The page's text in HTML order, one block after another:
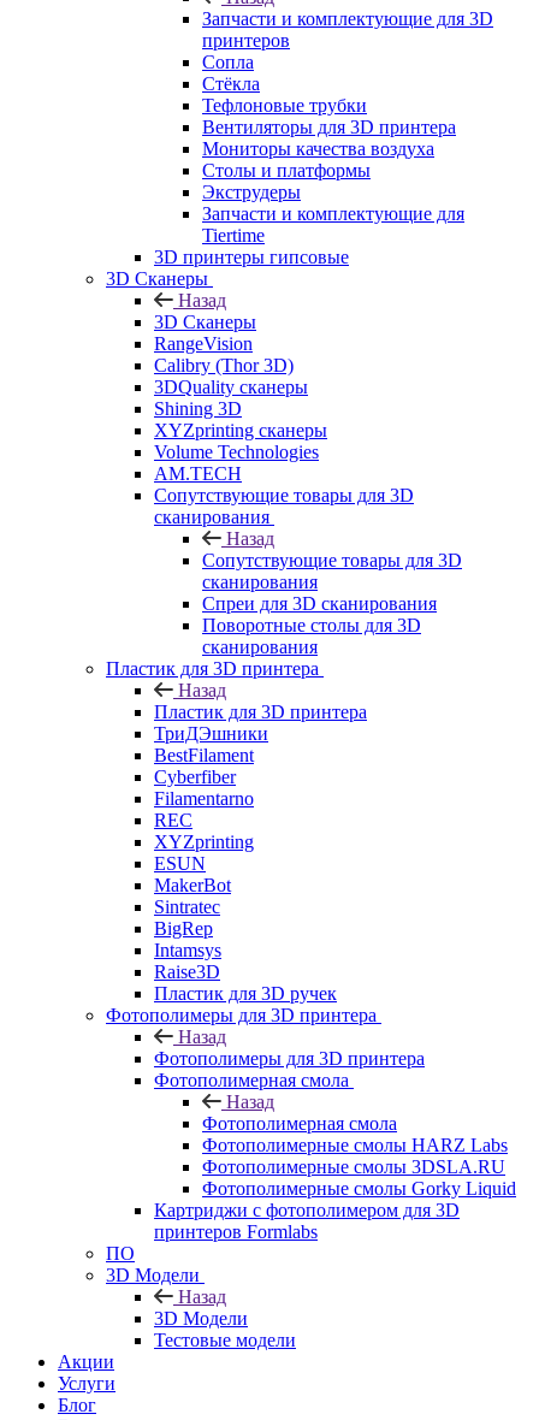
Запчасти и комплектующие для 3D
принтеров
Сопла
Cтёкла
Тефлоновые трубки
Вентиляторы для 3D принтера
Мониторы качества воздуха
Столы и платформы
Экструдеры
Запчасти и комплектующие для
Tiertime
3D принтеры гипсовые
3D Сканеры
Назад
3D Сканеры
RangeVision
Calibry (Thor 3D)
3DQuality сканеры
Shining 3D
XYZprinting сканеры
Volume Technologies
AM.TECH
Сопутствующие товары для 3D
сканирования
Назад
Сопутствующие товары для 3D
сканирования
Спреи для 3D сканирования
Поворотные столы для 3D
сканирования
Пластик для 3D принтера
Назад
Пластик для 3D принтера
ТриДЭшники
BestFilament
Cyberfiber
Filamentarno
REC
XYZprinting
ESUN
MakerBot
Sintratec
BigRep
Intamsys
Raise3D
Пластик для 3D ручек
Фотополимеры для 3D принтера
Назад
Фотополимеры для 3D принтера
Фотополимерная смола
Назад
Фотополимерная смола
Фотополимерные смолы HARZ Labs
Фотополимерные смолы 3DSLA.RU
Фотополимерные смолы Gorky Liquid
Картриджи с фотополимером для 3D
принтеров Formlabs
ПО
3D Модели
Назад
3D Модели
Тестовые модели
Акции
Услуги
Блог